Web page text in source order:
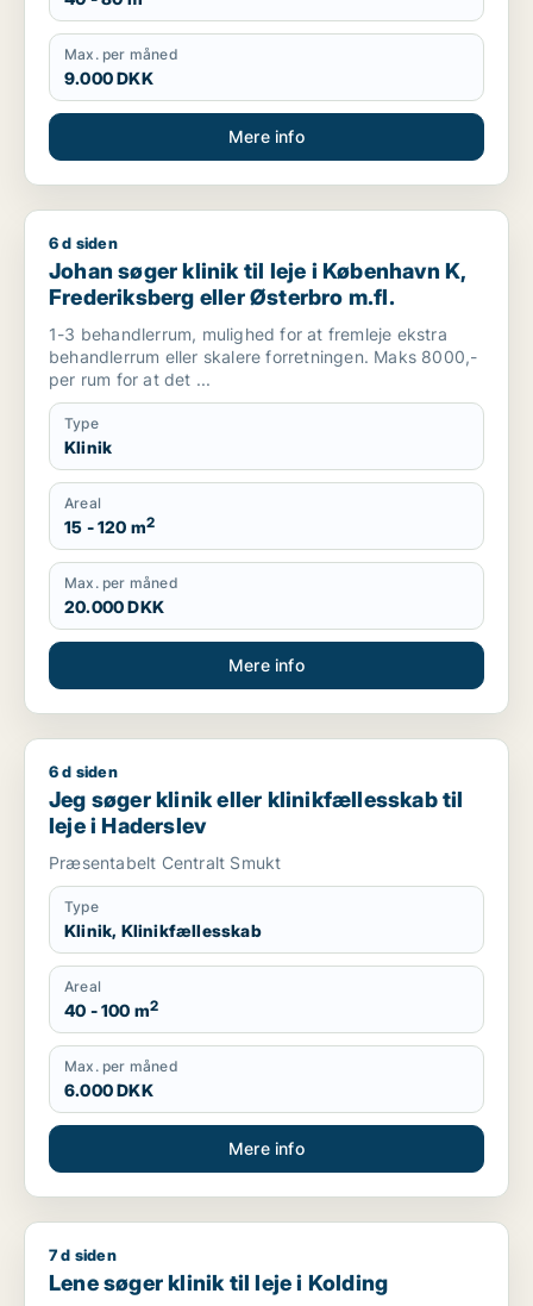
Max. per måned
9.000 DKK
Mere info
Johan søger klinik til leje i København K, Frederiksberg
6 d siden
Johan søger klinik til leje i København K,
Frederiksberg eller Østerbro m.fl.
1-3 behandlerrum, mulighed for at fremleje ekstra
behandlerrum eller skalere forretningen. Maks 8000,-
per rum for at det ...
Type
Klinik
Areal
15 - 120 m2
Max. per måned
20.000 DKK
Mere info
Jeg søger klinik eller klinikfællesskab til leje i Haderslev
6 d siden
Jeg søger klinik eller klinikfællesskab til
leje i Haderslev
Præsentabelt Centralt Smukt
Type
Klinik, Klinikfællesskab
Areal
40 - 100 m2
Max. per måned
6.000 DKK
Mere info
Lene søger klinik til leje i Kolding
7 d siden
Lene søger klinik til leje i Kolding